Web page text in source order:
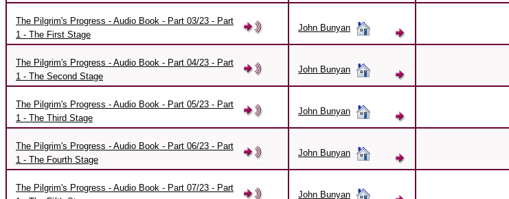
The Pilgrim's Progress - Audio Book - Part 03/23 - Part
1 - The First Stage
John Bunyan
The Pilgrim's Progress - Audio Book - Part 04/23 - Part
1 - The Second Stage
John Bunyan
The Pilgrim's Progress - Audio Book - Part 05/23 - Part
1 - The Third Stage
John Bunyan
The Pilgrim's Progress - Audio Book - Part 06/23 - Part
1 - The Fourth Stage
John Bunyan
The Pilgrim's Progress - Audio Book - Part 07/23 - Part
John Bunyan